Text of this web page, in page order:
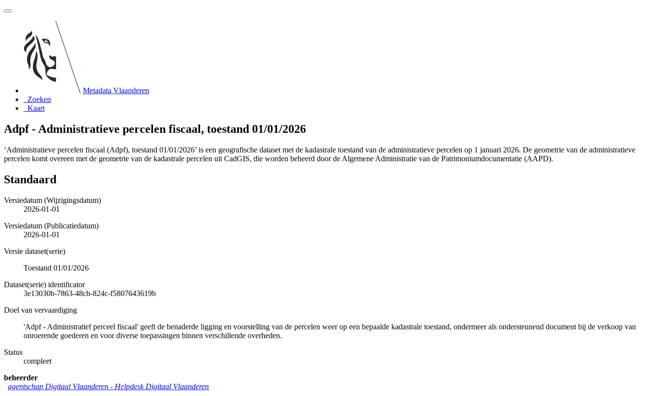
Metadata Vlaanderen
Zoeken
Kaart
Adpf - Administratieve percelen fiscaal, toestand 01/01/2026
‘Administratieve percelen fiscaal (Adpf), toestand 01/01/2026’ is een geografische dataset met de kadastrale toestand van de administratieve percelen op 1 januari 2026. De geometrie van de administratieve
percelen komt overeen met de geometrie van de kadastrale percelen uit CadGIS, die worden beheerd door de Algemene Administratie van de Patrimoniumdocumentatie (AAPD).
Standaard
Versiedatum (Wijzigingsdatum)
2026-01-01
Versiedatum (Publicatiedatum)
2026-01-01
Versie dataset(serie)
Toestand 01/01/2026
Dataset(serie) identificator
3e13030b-7863-48cb-824c-f5807643619b
Doel van vervaardiging
'Adpf - Administratief perceel fiscaal' geeft de benaderde ligging en voorstelling van de percelen weer op een bepaalde kadastrale toestand, ondermeer als ondersteunend document bij de verkoop van
onroerende goederen en voor diverse toepassingen binnen verschillende overheden.
Status
compleet
beheerder
agentschap Digitaal Vlaanderen - Helpdesk Digitaal Vlaanderen